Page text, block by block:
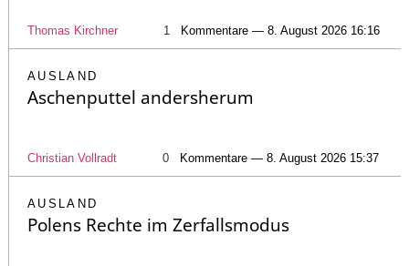
Thomas Kirchner 1 Kommentare — 8. August 2026 16:16
AUSLAND
Aschenputtel andersherum
Christian Vollradt 0 Kommentare — 8. August 2026 15:37
AUSLAND
Polens Rechte im Zerfallsmodus